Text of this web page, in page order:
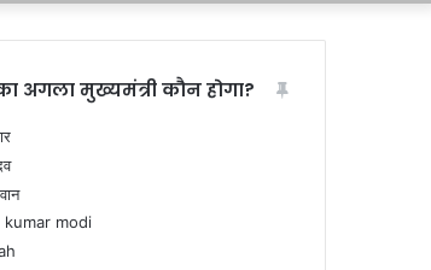
अगला मुख्यमंत्री कौन होगा?
modi